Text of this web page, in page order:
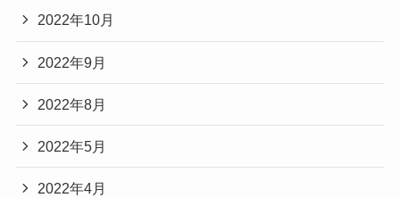
2022年10月
2022年9月
2022年8月
2022年5月
2022年4月